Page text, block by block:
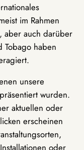
im Rahmen
aber auch darüber
Tobago haben
unsere
wurden.
aktuellen oder
erscheinen